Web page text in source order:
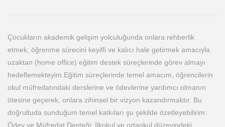
Çocukların akademik gelişim yolculuğunda onlara rehberlik
etmek, öğrenme sürecini keyifli ve kalıcı hale getirmek amacıyla
uzaktan (home office) eğitim destek süreçlerinde görev almayı
hedeflemekteyim. ​Eğitim süreçlerinde temel amacım, öğrencilerin
okul müfredatındaki derslerine ve ödevlerine yardımcı olmanın
ötesine geçerek, onlara zihinsel bir vizyon kazandırmaktır. Bu
doğrultuda sunduğum temel katkıları şu şekilde özetleyebilirim: ​
Ödev ve Müfredat Desteği: İlkokul ve ortaokul düzeyindeki